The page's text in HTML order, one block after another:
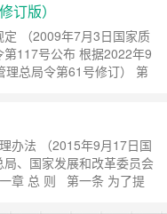
订版）
（2009年7月3日国家质
117号公布 根据2022年9
理总局令第61号修订） 第
办法 （2015年9月17日国
、国家发展和改革委员会
章 总 则 第一条 为了提